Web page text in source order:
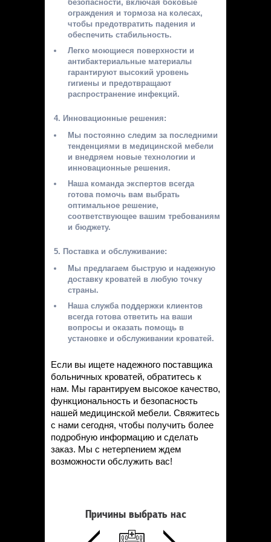
безопасности, включая боковые
ограждения и тормоза на колесах,
чтобы предотвратить падения и
обеспечить стабильность.
Легко моющиеся поверхности и
антибактериальные материалы
гарантируют высокий уровень
гигиены и предотвращают
распространение инфекций.
Инновационные решения:
Мы постоянно следим за последними
тенденциями в медицинской мебели
и внедряем новые технологии и
инновационные решения.
Наша команда экспертов всегда
готова помочь вам выбрать
оптимальное решение,
соответствующее вашим требованиям
и бюджету.
Поставка и обслуживание:
Мы предлагаем быструю и надежную
доставку кроватей в любую точку
страны.
Наша служба поддержки клиентов
всегда готова ответить на ваши
вопросы и оказать помощь в
установке и обслуживании кроватей.
Если вы ищете надежного поставщика
больничных кроватей, обратитесь к
нам. Мы гарантируем высокое качество,
функциональность и безопасность
нашей медицинской мебели. Свяжитесь
с нами сегодня, чтобы получить более
подробную информацию и сделать
заказ. Мы с нетерпением ждем
возможности обслужить вас!
Причины выбрать нас